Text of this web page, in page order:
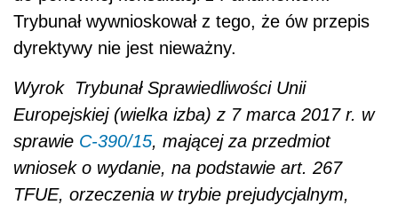
Trybunał wywnioskował z tego, że ów przepis
dyrektywy nie jest nieważny.
Wyrok Trybunał Sprawiedliwości Unii
Europejskiej (wielka izba) z 7 marca 2017 r. w
sprawie C‑390/15, mającej za przedmiot
wniosek o wydanie, na podstawie art. 267
TFUE, orzeczenia w trybie prejudycjalnym,